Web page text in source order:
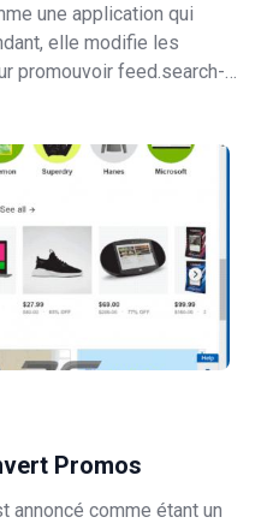
une application qui
elle modifie les
promouvoir feed.search-
Promos
annoncé comme étant un